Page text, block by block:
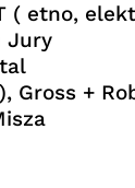
( etno,
Jury
Gross +